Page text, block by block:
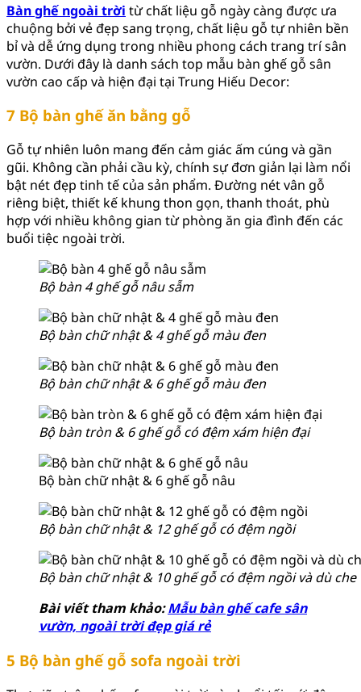
Bàn ghế ngoài trời từ chất liệu gỗ ngày càng được ưa
chuộng bởi vẻ đẹp sang trọng, chất liệu gỗ tự nhiên bền
bỉ và dễ ứng dụng trong nhiều phong cách trang trí sân
vườn. Dưới đây là danh sách top mẫu bàn ghế gỗ sân
vườn cao cấp và hiện đại tại Trung Hiếu Decor:
7 Bộ bàn ghế ăn bằng gỗ
Gỗ tự nhiên luôn mang đến cảm giác ấm cúng và gần
gũi. Không cần phải cầu kỳ, chính sự đơn giản lại làm nổi
bật nét đẹp tinh tế của sản phẩm. Đường nét vân gỗ
riêng biệt, thiết kế khung thon gọn, thanh thoát, phù
hợp với nhiều không gian từ phòng ăn gia đình đến các
buổi tiệc ngoài trời.
Bộ bàn 4 ghế gỗ nâu sẫm
Bộ bàn chữ nhật & 4 ghế gỗ màu đen
Bộ bàn chữ nhật & 6 ghế gỗ màu đen
Bộ bàn tròn & 6 ghế gỗ có đệm xám hiện đại
Bộ bàn chữ nhật & 6 ghế gỗ nâu
Bộ bàn chữ nhật & 12 ghế gỗ có đệm ngồi
Bộ bàn chữ nhật & 10 ghế gỗ có đệm ngồi và dù che
Bài viết tham khảo:Mẫu bàn ghế cafe sân
vườn, ngoài trời đẹp giá rẻ
5 Bộ bàn ghế gỗ sofa ngoài trời